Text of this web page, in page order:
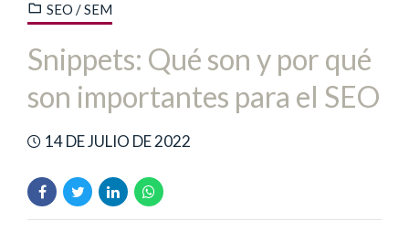
SEO / SEM
Snippets: Qué son y por qué
son importantes para el SEO
14 DE JULIO DE 2022